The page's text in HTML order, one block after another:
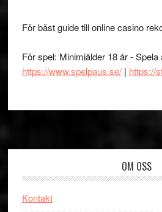
För bäst guide till online casino
För spel: Minimiålder 18 år - Spela
https://www.spelpaus.se/| https://
OM OSS
Kontakt